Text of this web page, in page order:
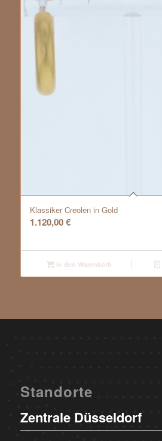
Klassiker Creolen in Gold
1.120,00€
In den Warenkorb
Standorte
Zentrale Düsseldorf